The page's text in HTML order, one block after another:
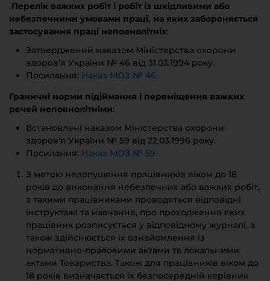
Перелік важких робіт і робіт із шкідливими або
небезпечними умовами праці, на яких забороняється
застосування праці неповнолітніх:
Затверджений наказом Міністерства охорони
здоров'я України № 46 від 31.03.1994 року.
Посилання: Наказ МОЗ № 46
Граничні норми підіймання і переміщення важких
речей неповнолітніми:
Встановлені наказом Міністерства охорони
здоров'я України № 59 від 22.03.1996 року.
Посилання: Наказ МОЗ № 59
З метою недопущення працівників віком до 18
років до виконання небезпечних або важких робіт,
з такими працівниками проводяться відповідні
інструктажі та навчання, про проходження яких
працівник розписується у відповідному журналі, а
також здійснюється їх ознайомлення із
нормативно-правовими актами та локальними
актами Товариства. Також для працівників віком до
18 років визначається їх безпосередній керівник